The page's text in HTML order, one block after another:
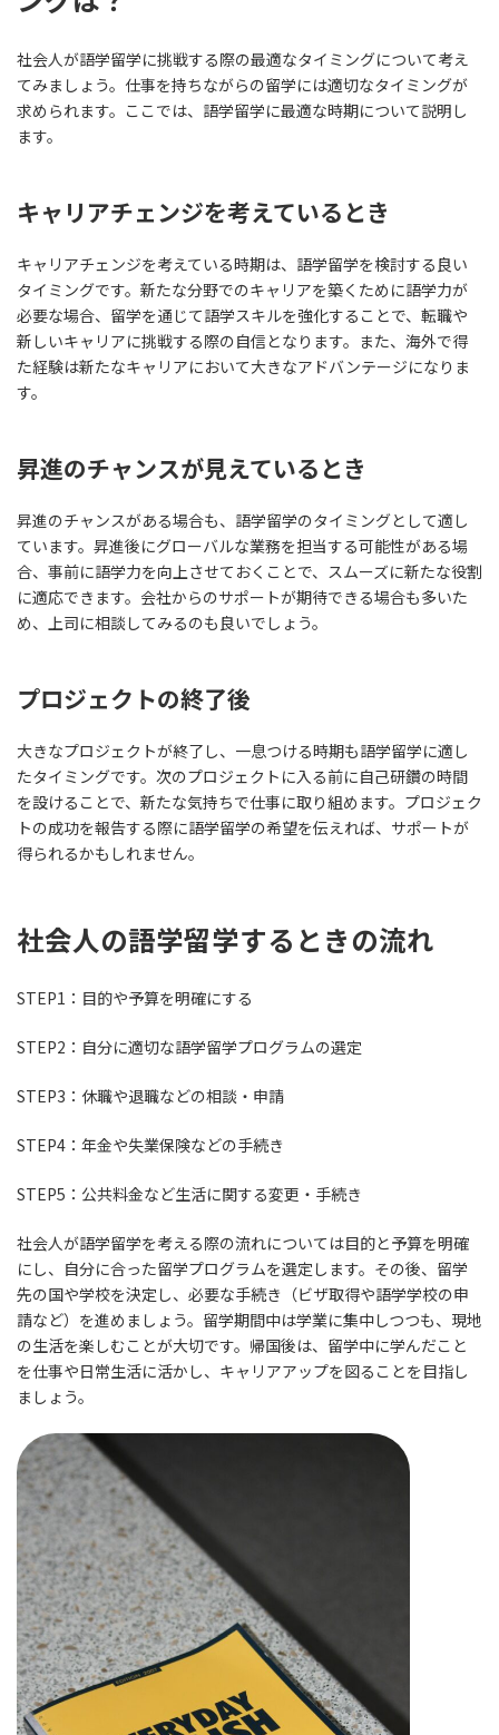
社会人が語学留学に挑戦する際の最適なタイミングについて考え
てみましょう。仕事を持ちながらの留学には適切なタイミングが
求められます。ここでは、語学留学に最適な時期について説明し
ます。
キャリアチェンジを考えているとき
キャリアチェンジを考えている時期は、語学留学を検討する良い
タイミングです。新たな分野でのキャリアを築くために語学力が
必要な場合、留学を通じて語学スキルを強化することで、転職や
新しいキャリアに挑戦する際の自信となります。また、海外で得
た経験は新たなキャリアにおいて大きなアドバンテージになりま
す。
昇進のチャンスが見えているとき
昇進のチャンスがある場合も、語学留学のタイミングとして適し
ています。昇進後にグローバルな業務を担当する可能性がある場
合、事前に語学力を向上させておくことで、スムーズに新たな役割
に適応できます。会社からのサポートが期待できる場合も多いた
め、上司に相談してみるのも良いでしょう。
プロジェクトの終了後
大きなプロジェクトが終了し、一息つける時期も語学留学に適し
たタイミングです。次のプロジェクトに入る前に自己研鑽の時間
を設けることで、新たな気持ちで仕事に取り組めます。プロジェク
トの成功を報告する際に語学留学の希望を伝えれば、サポートが
得られるかもしれません。
社会人の語学留学するときの流れ
STEP1：目的や予算を明確にする
STEP2：自分に適切な語学留学プログラムの選定
STEP3：休職や退職などの相談・申請
STEP4：年金や失業保険などの手続き
STEP5：公共料金など生活に関する変更・手続き
社会人が語学留学を考える際の流れについては目的と予算を明確
にし、自分に合った留学プログラムを選定します。その後、留学
先の国や学校を決定し、必要な手続き（ビザ取得や語学学校の申
請など）を進めましょう。留学期間中は学業に集中しつつも、現地
の生活を楽しむことが大切です。帰国後は、留学中に学んだこと
を仕事や日常生活に活かし、キャリアアップを図ることを目指し
ましょう。